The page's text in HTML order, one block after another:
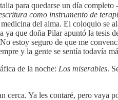
para quedarse un día
como instrumento de
del alma. El coloquio se
que doña Pilar apuntó la tesis
estoy seguro de que me
y la gente se sentía todavía
de la noche: Los miserables.
Ya les contaré, pero vaya